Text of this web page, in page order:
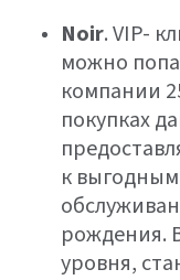
Noir. VIP-
можно
компании
покупках
к
рождения.
уровня,